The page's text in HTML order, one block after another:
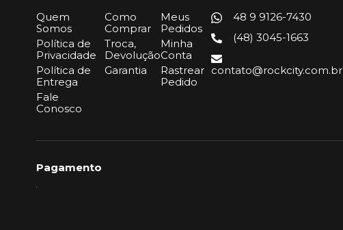
Quem
Somos
Política de
Privacidade
Política de
Entrega
Fale
Conosco
Como
Comprar
Troca,
Devolução
Garantia
Meus
Pedidos
Minha
Conta
Rastrear
Pedido
48 9 9126-7430
(48) 3045-1663
contato@rockcity.com.br
Pagamento